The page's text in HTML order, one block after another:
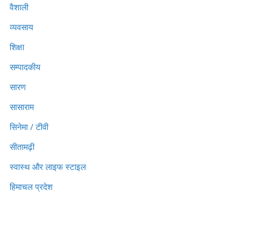
वैशाली
व्यवसाय
शिक्षा
सम्पादकीय
सारण
सासाराम
सिनेमा / टीवी
सीतामढ़ी
स्वास्थ और लाइफ स्टाइल
हिमाचल प्रदेश